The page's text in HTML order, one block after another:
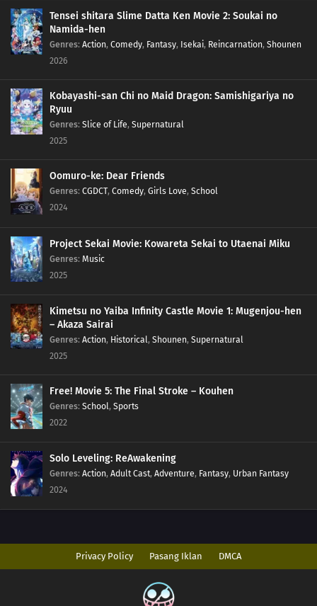
Tensei shitara Slime Datta Ken Movie 2: Soukai no
Namida-hen
Genres: Action, Comedy, Fantasy, Isekai, Reincarnation, Shounen
2026
Kobayashi-san Chi no Maid Dragon: Samishigariya no
Ryuu
Genres: Slice of Life, Supernatural
2025
Oomuro-ke: Dear Friends
Genres: CGDCT, Comedy, Girls Love, School
2024
Project Sekai Movie: Kowareta Sekai to Utaenai Miku
Genres: Music
2025
Kimetsu no Yaiba Infinity Castle Movie 1: Mugenjou-hen
– Akaza Sairai
Genres: Action, Historical, Shounen, Supernatural
2025
Free! Movie 5: The Final Stroke – Kouhen
Genres: School, Sports
2022
Solo Leveling: ReAwakening
Genres: Action, Adult Cast, Adventure, Fantasy, Urban Fantasy
2024
Privacy Policy Pasang Iklan DMCA